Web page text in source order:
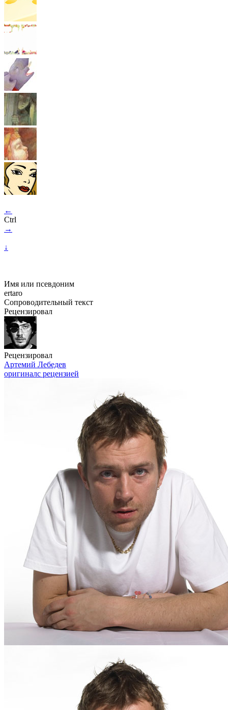
←
Ctrl
→
↓
Имя или псевдоним
ertaro
Сопроводительный текст
Рецензировал
Рецензировал
Артемий Лебедев
оригиналс рецензией